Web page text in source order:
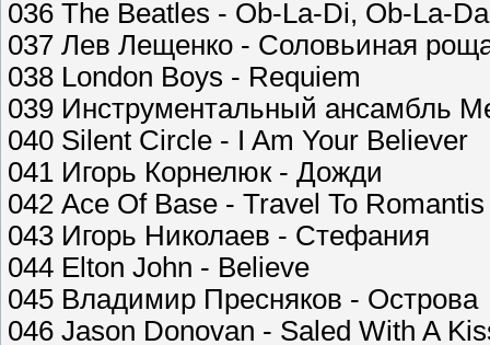
036 The Beatles - Ob-La-Di, Ob-La-Da
037 Лев Лещенко - Соловьиная
038 London Boys - Requiem
039 Инструментальный ансамбль
040 Silent Circle - I Am Your Believer
041 Игорь Корнелюк - Дожди
042 Ace Of Base - Travel To Romantis
043 Игорь Николаев - Стефания
044 Elton John - Believe
045 Владимир Пресняков - Острова
046 Jason Donovan - Saled With A